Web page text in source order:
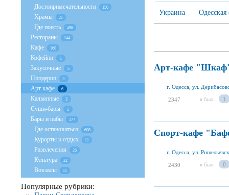
Украина Одесская
Арт-кафе
г. Одесса, ул.
2347 я был 1
Спорт-кафе
г. Одесса, ул.
2430 я был 0
Достопримечательности 156
Храмы 21
Где поесть 496
Рестораны 144
Кафе 160
Кофейни 1
Закусочные 5
Пиццерии 1
Арт кафе 6
Кальянные 3
Суши-бары 1
Бары и пабы 177
Где остановиться 608
Курорты и отдых 11
Развлечения 26
Культура 22
Вокзалы 11
Популярные рубрики: